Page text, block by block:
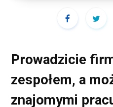
Prowadzicie
zespołem, a
znajomymi